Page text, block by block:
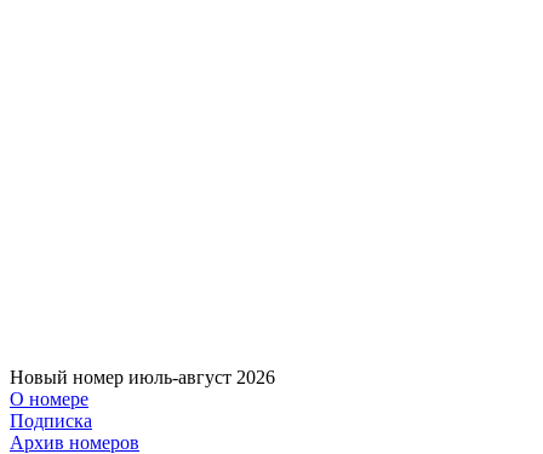
Новый номер июль-август 2026
О номере
Подписка
Архив номеров